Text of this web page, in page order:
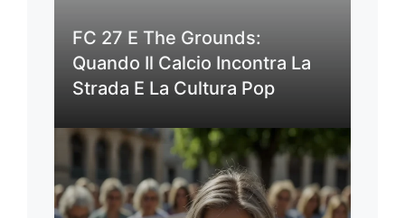
FC 27 E The Grounds:
Quando Il Calcio Incontra La
Strada E La Cultura Pop